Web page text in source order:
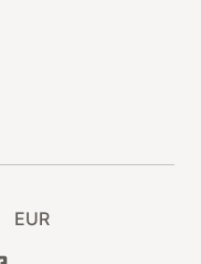
EUR